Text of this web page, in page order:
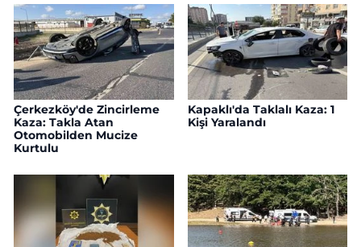
Çerkezköy'de Zincirleme
Kaza: Takla Atan
Otomobilden Mucize
Kurtulu
Kapaklı'da Taklalı Kaza: 1
Kişi Yaralandı